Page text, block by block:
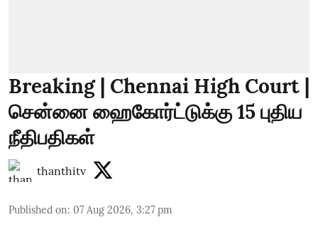
Breaking | Chennai High Court |
சென்னை ஹைகோர்ட்டுக்கு 15 புதிய
நீதிபதிகள்
thanthitv
Published on: 07 Aug 2026, 3:27 pm